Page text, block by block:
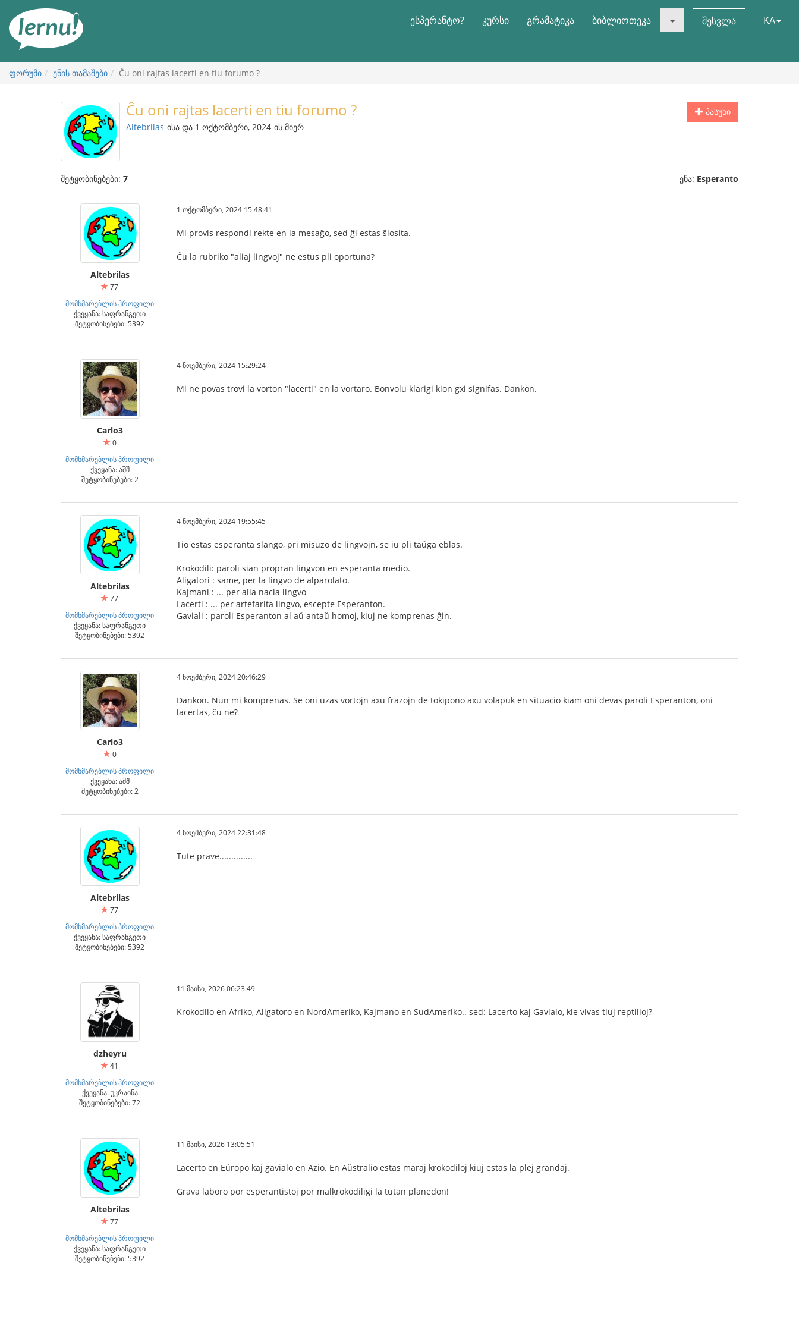
ნახვა
ესპერანტო? კურსი გრამატიკა ბიბლიოთეკა შესვლა KA
ფორუმი ენის თამაშები Ĉu oni rajtas lacerti en tiu forumo ?
პასუხი
Ĉu oni rajtas lacerti en tiu forumo ?
Altebrilas-ისა და 1 ოქტომბერი, 2024-ის მიერ
შეტყობინებები: 7 ენა: Esperanto
Altebrilas
77
მომხმარებლის პროფილი
ქვეყანა: საფრანგეთი
შეტყობინებები: 5392
1 ოქტომბერი, 2024 15:48:41
Mi provis respondi rekte en la mesaĝo, sed ĝi estas ŝlosita.
Ĉu la rubriko "aliaj lingvoj" ne estus pli oportuna?
Carlo3
0
მომხმარებლის პროფილი
ქვეყანა: აშშ
შეტყობინებები: 2
4 ნოემბერი, 2024 15:29:24
Mi ne povas trovi la vorton "lacerti" en la vortaro. Bonvolu klarigi kion gxi signifas. Dankon.
Altebrilas
77
მომხმარებლის პროფილი
ქვეყანა: საფრანგეთი
შეტყობინებები: 5392
4 ნოემბერი, 2024 19:55:45
Tio estas esperanta slango, pri misuzo de lingvojn, se iu pli taŭga eblas.
Krokodili: paroli sian propran lingvon en esperanta medio.
Aligatori : same, per la lingvo de alparolato.
Kajmani : ... per alia nacia lingvo
Lacerti : ... per artefarita lingvo, escepte Esperanton.
Gaviali : paroli Esperanton al aŭ antaŭ homoj, kiuj ne komprenas ĝin.
Carlo3
0
მომხმარებლის პროფილი
ქვეყანა: აშშ
შეტყობინებები: 2
4 ნოემბერი, 2024 20:46:29
Dankon. Nun mi komprenas. Se oni uzas vortojn axu frazojn de tokipono axu volapuk en situacio kiam oni devas paroli Esperanton, oni
lacertas, ĉu ne?
Altebrilas
77
მომხმარებლის პროფილი
ქვეყანა: საფრანგეთი
შეტყობინებები: 5392
4 ნოემბერი, 2024 22:31:48
Tute prave..............
dzheyru
41
მომხმარებლის პროფილი
ქვეყანა: უკრაინა
შეტყობინებები: 72
11 მაისი, 2026 06:23:49
Krokodilo en Afriko, Aligatoro en NordAmeriko, Kajmano en SudAmeriko.. sed: Lacerto kaj Gavialo, kie vivas tiuj reptilioj?
Altebrilas
77
მომხმარებლის პროფილი
ქვეყანა: საფრანგეთი
შეტყობინებები: 5392
11 მაისი, 2026 13:05:51
Lacerto en Eŭropo kaj gavialo en Azio. En Aŭstralio estas maraj krokodiloj kiuj estas la plej grandaj.
Grava laboro por esperantistoj por malkrokodiligi la tutan planedon!